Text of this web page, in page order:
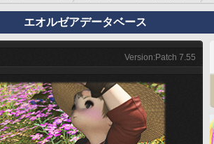
エオルゼアデータベース
Version:Patch 7.55